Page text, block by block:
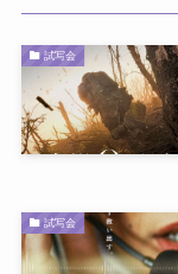
試写会
試写会